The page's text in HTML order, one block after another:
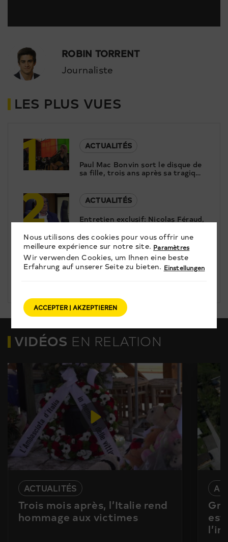
ROBIN TORRENT
Journaliste
LES PLUS VUES
1
ACTUALITÉS
Paul Mac Bonvin sort le disque de
sa fille, trois ans après sa tragique
2
ACTUALITÉS
Entretien exclusif: Nicolas Féraud,
répond aux questions de Canal9
3
ACTUALITÉS
À Nendaz, Antoine Guignard
VIDÉOS EN RELATION
ACTUALITÉS
Trois mois après, l’Italie rend
hommage aux victimes
est
Nous utilisons des cookies pour vous offrir une
meilleure expérience sur notre site. Paramètres
Wir verwenden Cookies, um Ihnen eine beste
Erfahrung auf unserer Seite zu bieten. Einstellungen
ACCEPTER | AKZEPTIEREN